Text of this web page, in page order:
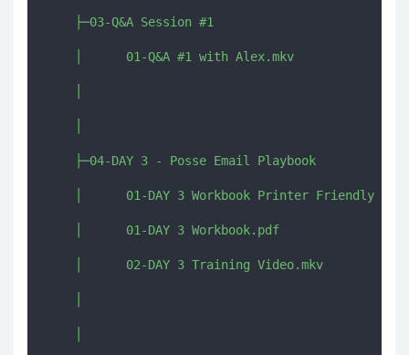
    ├─03-Q&A Session #1
    │      01-Q&A #1 with Alex.mkv
    ├─04-DAY 3 - Posse Email Playbook
│      01-DAY 3 Workbook Printer Friendly
    │      01-DAY 3 Workbook.pdf
    │      02-DAY 3 Training Video.mkv